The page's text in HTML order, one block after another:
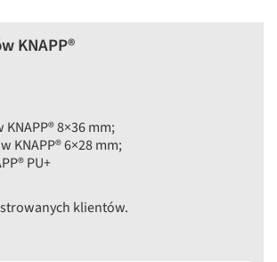
KNAPP®
KNAPP® 8×36 mm;
KNAPP® 6×28 mm;
PU+
klientów.